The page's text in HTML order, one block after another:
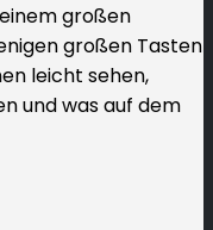
großen
großen Tasten
leicht sehen,
und was auf dem